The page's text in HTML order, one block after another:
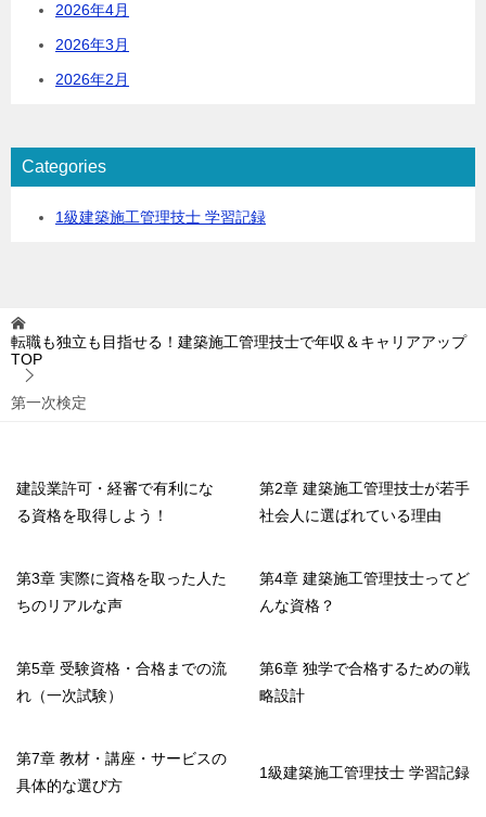
2026年4月
2026年3月
2026年2月
Categories
1級建築施工管理技士 学習記録
転職も独立も目指せる！建築施工管理技士で年収＆キャリアアップ
TOP
第一次検定
建設業許可・経審で有利にな
る資格を取得しよう！
第2章 建築施工管理技士が若手
社会人に選ばれている理由
第3章 実際に資格を取った人た
ちのリアルな声
第4章 建築施工管理技士ってど
んな資格？
第5章 受験資格・合格までの流
れ（一次試験）
第6章 独学で合格するための戦
略設計
第7章 教材・講座・サービスの
具体的な選び方
1級建築施工管理技士 学習記録